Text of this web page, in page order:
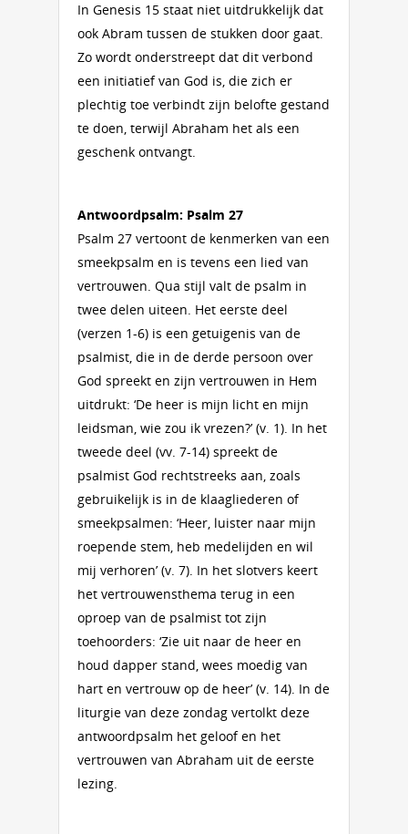
In Genesis 15 staat niet uitdrukkelijk dat
ook Abram tussen de stukken door gaat.
Zo wordt onderstreept dat dit verbond
een initiatief van God is, die zich er
plechtig toe verbindt zijn belofte gestand
te doen, terwijl Abraham het als een
geschenk ontvangt.
Antwoordpsalm: Psalm 27
Psalm 27 vertoont de kenmerken van een
smeekpsalm en is tevens een lied van
vertrouwen. Qua stijl valt de psalm in
twee delen uiteen. Het eerste deel
(verzen 1-6) is een getuigenis van de
psalmist, die in de derde persoon over
God spreekt en zijn vertrouwen in Hem
uitdrukt: ‘De heer is mijn licht en mijn
leidsman, wie zou ik vrezen?’ (v. 1). In het
tweede deel (vv. 7-14) spreekt de
psalmist God rechtstreeks aan, zoals
gebruikelijk is in de klaagliederen of
smeekpsalmen: ‘Heer, luister naar mijn
roepende stem, heb medelijden en wil
mij verhoren’ (v. 7). In het slotvers keert
het vertrouwensthema terug in een
oproep van de psalmist tot zijn
toehoorders: ‘Zie uit naar de heer en
houd dapper stand, wees moedig van
hart en vertrouw op de heer’ (v. 14). In de
liturgie van deze zondag vertolkt deze
antwoordpsalm het geloof en het
vertrouwen van Abraham uit de eerste
lezing.